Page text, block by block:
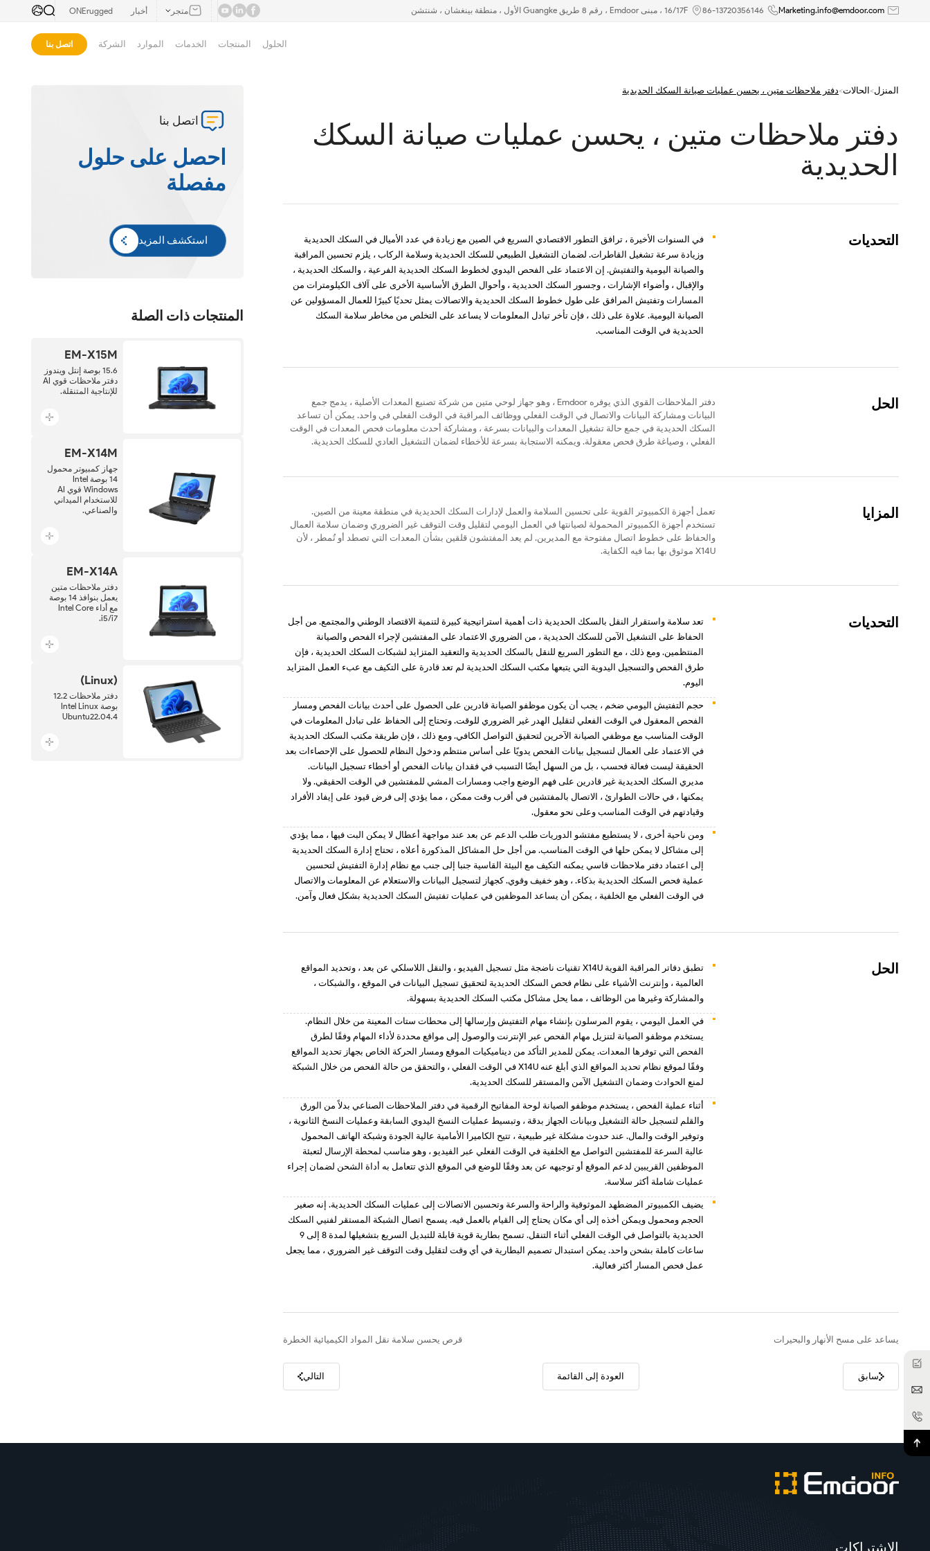
دفتر
يحسن
عمليات
الحديدية
Marketing.info@emdoor.com
86-13720356146 16/17F ، مبنى Emdoor ، رقم 8 طريق Guangke الأول ، منطقة بينغشان ، شنتشن متجر أخبار ONErugged
الحلول المنتجات الخدمات الموارد الشركة اتصل بنا
المنزل> الحالات>دفتر ملاحظات متين ، يحسن عمليات صيانة السكك الحديدية
دفتر ملاحظات متين ، يحسن عمليات صيانة السكك
الحديدية
التحديات
في السنوات الأخيرة ، ترافق التطور الاقتصادي السريع في الصين مع زيادة في عدد الأميال في السكك الحديدية
وزيادة سرعة تشغيل القاطرات. لضمان التشغيل الطبيعي للسكك الحديدية وسلامة الركاب ، يلزم تحسين المراقبة
والصيانة اليومية والتفتيش. إن الاعتماد على الفحص اليدوي لخطوط السكك الحديدية الفرعية ، والسكك الحديدية ،
والإقبال ، وأضواء الإشارات ، وجسور السكك الحديدية ، وأحوال الطرق الأساسية الأخرى على آلاف الكيلومترات من
المسارات وتفتيش المرافق على طول خطوط السكك الحديدية والاتصالات يمثل تحديًا كبيرًا للعمال المسؤولين عن
الصيانة اليومية. علاوة على ذلك ، فإن تأخر تبادل المعلومات لا يساعد على التخلص من مخاطر سلامة السكك
الحديدية في الوقت المناسب.
الحل
دفتر الملاحظات القوي الذي يوفره Emdoor ، وهو جهاز لوحي متين من شركة تصنيع المعدات الأصلية ، يدمج جمع
البيانات ومشاركة البيانات والاتصال في الوقت الفعلي ووظائف المراقبة في الوقت الفعلي في واحد. يمكن أن تساعد
السكك الحديدية في جمع حالة تشغيل المعدات والبيانات بسرعة ، ومشاركة أحدث معلومات فحص المعدات في الوقت
الفعلي ، وصياغة طرق فحص معقولة. ويمكنه الاستجابة بسرعة للأخطاء لضمان التشغيل العادي للسكك الحديدية.
المزايا
تعمل أجهزة الكمبيوتر القوية على تحسين السلامة والعمل لإدارات السكك الحديدية في منطقة معينة من الصين.
تستخدم أجهزة الكمبيوتر المحمولة لصيانتها في العمل اليومي لتقليل وقت التوقف غير الضروري وضمان سلامة العمال
والحفاظ على خطوط اتصال مفتوحة مع المديرين. لم يعد المفتشون قلقين بشأن المعدات التي تصطد أو تُمطر ، لأن
X14U موثوق بها بما فيه الكفاية.
التحديات
تعد سلامة واستقرار النقل بالسكك الحديدية ذات أهمية استراتيجية كبيرة لتنمية الاقتصاد الوطني والمجتمع. من أجل
الحفاظ على التشغيل الآمن للسكك الحديدية ، من الضروري الاعتماد على المفتشين لإجراء الفحص والصيانة
المنتظمين. ومع ذلك ، مع التطور السريع للنقل بالسكك الحديدية والتعقيد المتزايد لشبكات السكك الحديدية ، فإن
طرق الفحص والتسجيل اليدوية التي يتبعها مكتب السكك الحديدية لم تعد قادرة على التكيف مع عبء العمل المتزايد
اليوم.
حجم التفتيش اليومي ضخم ، يجب أن يكون موظفو الصيانة قادرين على الحصول على أحدث بيانات الفحص ومسار
الفحص المعقول في الوقت الفعلي لتقليل الهدر غير الضروري للوقت. وتحتاج إلى الحفاظ على تبادل المعلومات في
الوقت المناسب مع موظفي الصيانة الآخرين لتحقيق التواصل الكافي. ومع ذلك ، فإن طريقة مكتب السكك الحديدية
في الاعتماد على العمال لتسجيل بيانات الفحص يدويًا على أساس منتظم ودخول النظام للحصول على الإحصاءات بعد
الحقيقة ليست فعالة فحسب ، بل من السهل أيضًا التسبب في فقدان بيانات الفحص أو أخطاء تسجيل البيانات.
مديري السكك الحديدية غير قادرين على فهم الوضع واجب ومسارات المشي للمفتشين في الوقت الحقيقي. ولا
يمكنها ، في حالات الطوارئ ، الاتصال بالمفتشين في أقرب وقت ممكن ، مما يؤدي إلى فرض قيود على إيفاد الأفراد
وقيادتهم في الوقت المناسب وعلى نحو معقول.
ومن ناحية أخرى ، لا يستطيع مفتشو الدوريات طلب الدعم عن بعد عند مواجهة أعطال لا يمكن البت فيها ، مما يؤدي
إلى مشاكل لا يمكن حلها في الوقت المناسب. من أجل حل المشاكل المذكورة أعلاه ، تحتاج إدارة السكك الحديدية
إلى اعتماد دفتر ملاحظات قاسي يمكنه التكيف مع البيئة القاسية جنبا إلى جنب مع نظام إدارة التفتيش لتحسين
عملية فحص السكك الحديدية بذكاء. ، وهو خفيف وقوي. كجهاز لتسجيل البيانات والاستعلام عن المعلومات والاتصال
في الوقت الفعلي مع الخلفية ، يمكن أن يساعد الموظفين في عمليات تفتيش السكك الحديدية بشكل فعال وآمن.
الحل
تطبق دفاتر المراقبة القوية X14U تقنيات ناضجة مثل تسجيل الفيديو ، والنقل اللاسلكي عن بعد ، وتحديد المواقع
العالمية ، وإنترنت الأشياء على نظام فحص السكك الحديدية لتحقيق تسجيل البيانات في الموقع ، والشبكات ،
والمشاركة وغيرها من الوظائف ، مما يحل مشاكل مكتب السكك الحديدية بسهولة.
في العمل اليومي ، يقوم المرسلون بإنشاء مهام التفتيش وإرسالها إلى محطات ستات المعينة من خلال النظام.
يستخدم موظفو الصيانة لتنزيل مهام الفحص عبر الإنترنت والوصول إلى مواقع محددة لأداء المهام وفقًا لطرق
الفحص التي توفرها المعدات. يمكن للمدير التأكد من ديناميكيات الموقع ومسار الحركة الخاص بجهاز تحديد المواقع
وفقًا لموقع نظام تحديد المواقع الذي أبلغ عنه X14U في الوقت الفعلي ، والتحقق من حالة الفحص من خلال الشبكة
لمنع الحوادث وضمان التشغيل الآمن والمستقر للسكك الحديدية.
أثناء عملية الفحص ، يستخدم موظفو الصيانة لوحة المفاتيح الرقمية في دفتر الملاحظات الصناعي بدلاً من الورق
والقلم لتسجيل حالة التشغيل وبيانات الجهاز بدقة ، وتبسيط عمليات النسخ اليدوي السابقة وعمليات النسخ الثانوية ،
وتوفير الوقت والمال. عند حدوث مشكلة غير طبيعية ، تتيح الكاميرا الأمامية عالية الجودة وشبكة الهاتف المحمول
عالية السرعة للمفتشين التواصل مع الخلفية في الوقت الفعلي عبر الفيديو ، وهو مناسب لمحطة الإرسال لتعبئة
الموظفين القريبين لدعم الموقع أو توجيهه عن بعد وفقًا للوضع في الموقع الذي تتعامل به أداة الشحن لضمان إجراء
عمليات شاملة أكثر سلاسة.
يضيف الكمبيوتر المضطهد الموثوقية والراحة والسرعة وتحسين الاتصالات إلى عمليات السكك الحديدية. إنه صغير
الحجم ومحمول ويمكن أخذه إلى أي مكان يحتاج إلى القيام بالعمل فيه. يسمح اتصال الشبكة المستقر لفنيي السكك
الحديدية بالتواصل في الوقت الفعلي أثناء التنقل. تسمح بطارية قوية قابلة للتبديل السريع بتشغيلها لمدة 8 إلى 9
ساعات كاملة بشحن واحد. يمكن استبدال تصميم البطارية في أي وقت لتقليل وقت التوقف غير الضروري ، مما يجعل
عمل فحص المسار أكثر فعالية.
يساعد على مسح الأنهار والبحيرات
سابق العودة إلى القائمة
قرص يحسن سلامة نقل المواد الكيميائية الخطرة
التالي
اتصل بنا
احصل على حلول
مفصلة
استكشف المزيد
المنتجات ذات الصلة
EM-X15M
15.6 بوصة إنتل ويندوز
دفتر ملاحظات قوي AI
للإنتاجية المتنقلة.
EM-X14M
جهاز كمبيوتر محمول
14 بوصة Intel
Windows قوي AI
للاستخدام الميداني
والصناعي.
EM-X14A
دفتر ملاحظات متين
يعمل بنوافذ 14 بوصة
مع أداء Intel Core
i5/i7.
(Linux)
دفتر ملاحظات 12.2
بوصة Intel Linux
Ubuntu22.04.4
الاشتراكات